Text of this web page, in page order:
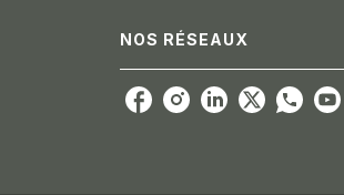
NOS RÉSEAUX